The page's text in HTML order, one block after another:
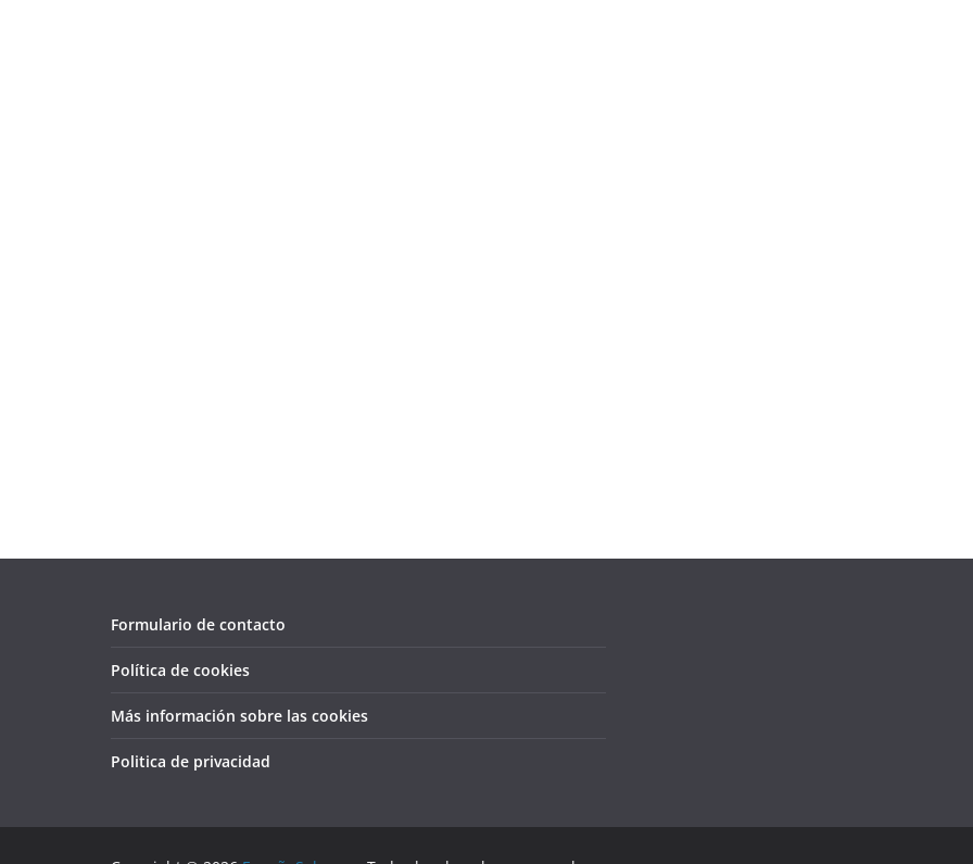
Formulario de contacto
Política de cookies
Más información sobre las cookies
Politica de privacidad